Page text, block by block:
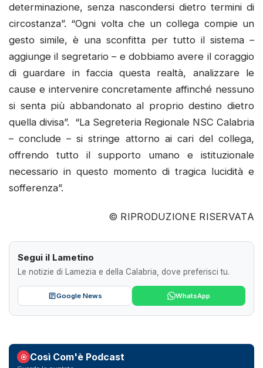
determinazione, senza nascondersi dietro termini di
circostanza”. “Ogni volta che un collega compie un
gesto simile, è una sconfitta per tutto il sistema –
aggiunge il segretario – e dobbiamo avere il coraggio
di guardare in faccia questa realtà, analizzare le
cause e intervenire concretamente affinché nessuno
si senta più abbandonato al proprio destino dietro
quella divisa”. “La Segreteria Regionale NSC Calabria
– conclude – si stringe attorno ai cari del collega,
offrendo tutto il supporto umano e istituzionale
necessario in questo momento di tragica lucidità e
sofferenza”.
© RIPRODUZIONE RISERVATA
Segui il Lametino
Le notizie di Lamezia e della Calabria, dove preferisci tu.
Google News WhatsApp
Così Com'è Podcast